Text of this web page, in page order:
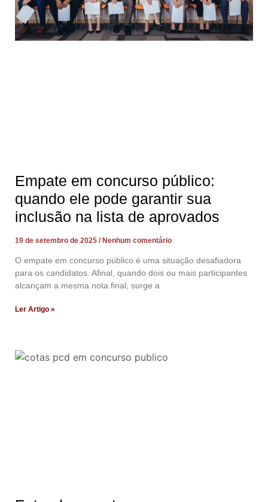
Empate em concurso público:
quando ele pode garantir sua
inclusão na lista de aprovados
19 de setembro de 2025 Nenhum comentário
O empate em concurso público é uma situação desafiadora
para os candidatos. Afinal, quando dois ou mais participantes
alcançam a mesma nota final, surge a
Ler Artigo »